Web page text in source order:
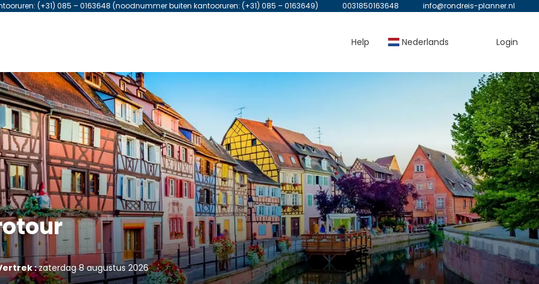
(+31) 085 – 0163648 (noodnummer buiten kantooruren: (+31) 085 – 0163649) 0031850163648 info@rondreis-planner.nl
Help Nederlands Login
:zaterdag 8 augustus 2026